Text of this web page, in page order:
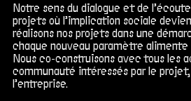
Notre sens du dialogue et de
projets où l’implication sociale
réalisons nos projets dans une
chaque nouveau paramètre alimente
Nous co-construisons avec tous les
communauté intéressés par le projet,
l’entreprise.